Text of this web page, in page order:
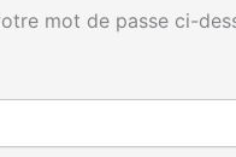
mot de passe ci-